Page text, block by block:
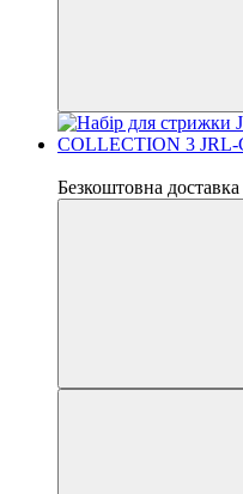
Безкоштовна доставка